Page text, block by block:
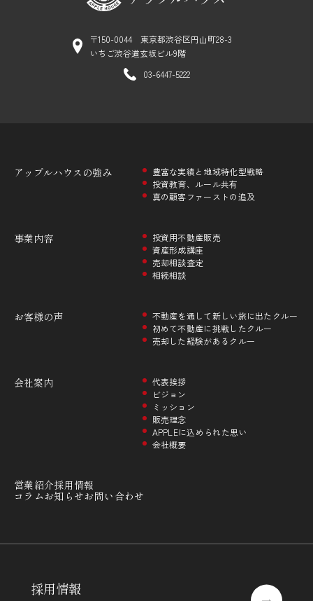
〒150-0044 東京都渋谷区円山町28-3
いちご渋谷道玄坂ビル9階
03-6447-5222
アップルハウスの強み
豊富な実績と地域特化型戦略
投資教育、ルール共有
真の顧客ファーストの追及
事業内容
投資用不動産販売
資産形成講座
売却相談査定
相続相談
お客様の声
不動産を通して新しい旅に出たクルー
初めて不動産に挑戦したクルー
売却した経験があるクルー
会社案内
代表挨拶
ビジョン
ミッション
販売理念
APPLEに込められた思い
会社概要
営業紹介採用情報
コラムお知らせお問い合わせ
採用情報